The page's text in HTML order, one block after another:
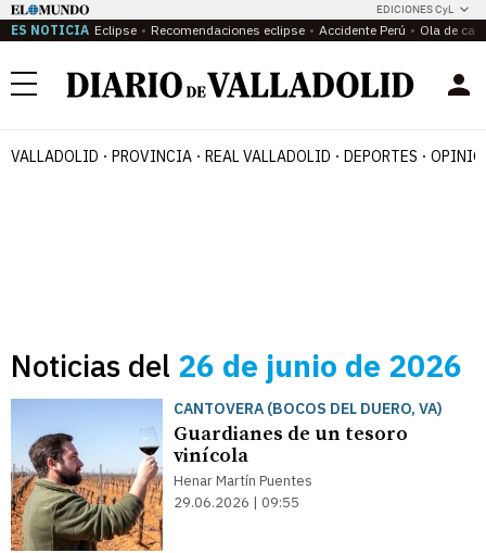
EDICIONES CyL
ES NOTICIA Eclipse Recomendaciones eclipse Accidente Perú Ola de
Menú
VALLADOLID PROVINCIA REAL VALLADOLID DEPORTES
Noticias del 26 de junio de 2026
CANTOVERA (BOCOS DEL DUERO, VA)
Guardianes de un tesoro
vinícola
Henar Martín Puentes
29.06.2026 | 09:55